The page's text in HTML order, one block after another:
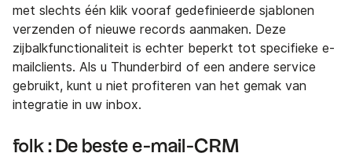
met slechts één klik vooraf gedefinieerde sjablonen
verzenden of nieuwe records aanmaken. Deze
zijbalkfunctionaliteit is echter beperkt tot specifieke e-
mailclients. Als u Thunderbird of een andere service
gebruikt, kunt u niet profiteren van het gemak van
integratie in uw inbox.
folk : De beste e-mail-CRM